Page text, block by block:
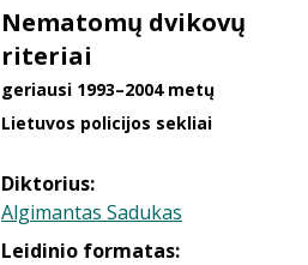
Nematomų dvikovų
riteriai
geriausi 1993–2004 metų
Lietuvos policijos sekliai
Diktorius:
Algimantas Sadukas
Leidinio formatas: